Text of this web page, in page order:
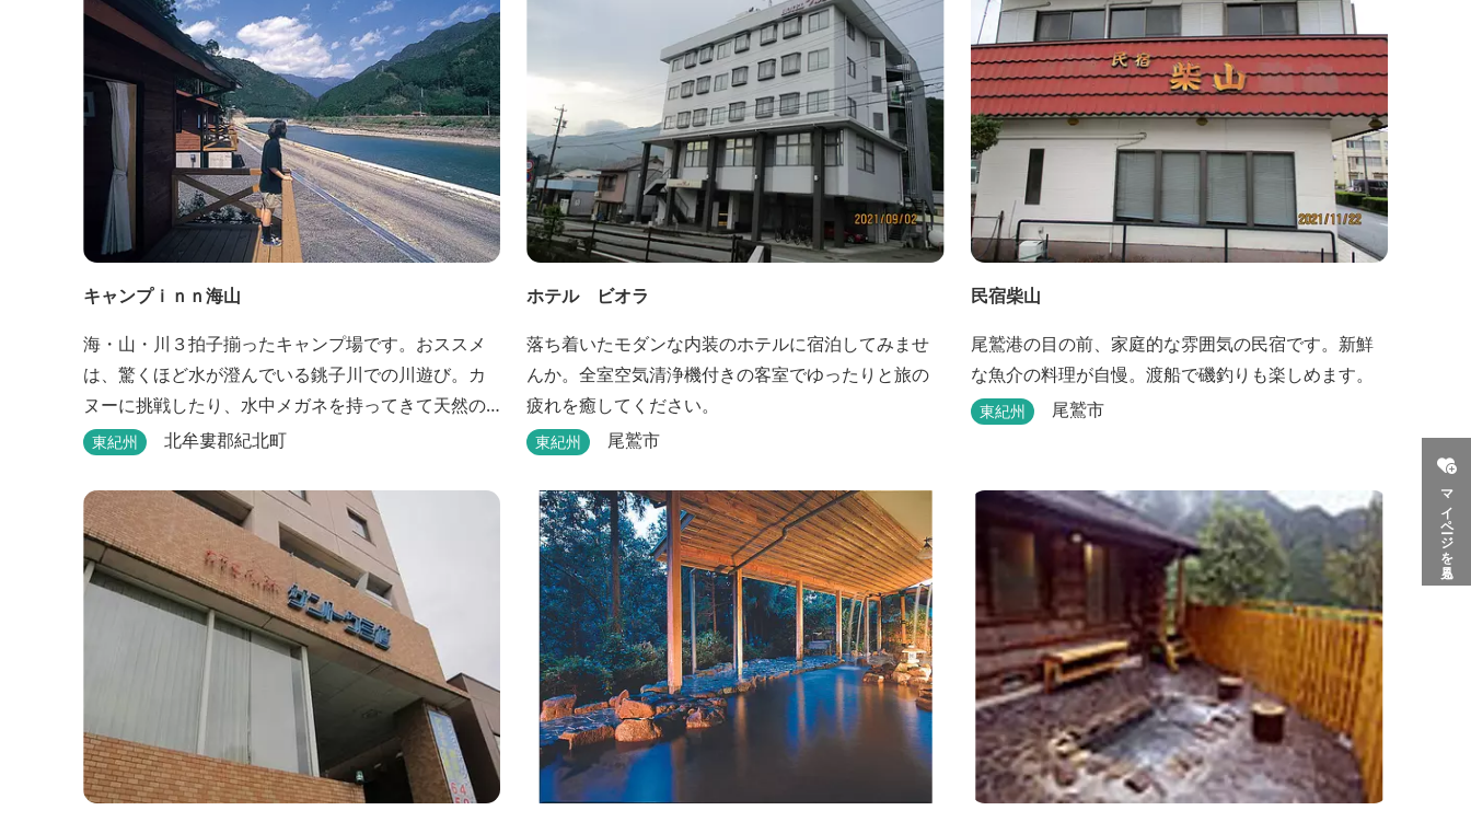
マイページを見る
キャンプｉｎｎ海山
海・山・川３拍子揃ったキャンプ場です。おススメ
は、驚くほど水が澄んでいる銚子川での川遊び。カ
ヌーに挑戦したり、水中メガネを持ってきて天然の
水族館をのぞいてみたり。 また、ウッディークラフ
盛りだくさん。森林浴を楽しんだり、一日中遊び、
ゆったりできます。 紀北町の海の幸をふんだんに使
った海鮮・焼肉バーベキュー。家族で，グループ
で、海辺や川遊び...
東紀州 北牟婁郡紀北町
ホテル ビオラ
落ち着いたモダンな内装のホテルに宿泊してみませ
んか。全室空気清浄機付きの客室でゆったりと旅の
疲れを癒してください。
東紀州 尾鷲市
民宿柴山
尾鷲港の目の前、家庭的な雰囲気の民宿です。新鮮
な魚介の料理が自慢。渡船で磯釣りも楽しめます。
東紀州 尾鷲市